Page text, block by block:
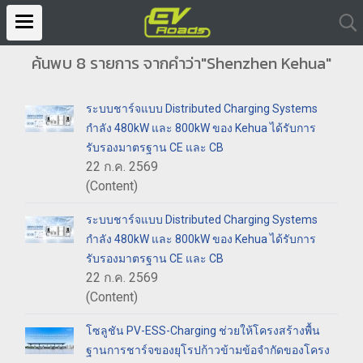
ค้นพบ 8 รายการ จากคำว่า"Shenzhen Kehua"
ระบบชาร์จแบบ Distributed Charging Systems
กำลัง 480kW และ 800kW ของ Kehua ได้รับการ
รับรองมาตรฐาน CE และ CB
22 ก.ค. 2569
(Content)
ระบบชาร์จแบบ Distributed Charging Systems
กำลัง 480kW และ 800kW ของ Kehua ได้รับการ
รับรองมาตรฐาน CE และ CB
22 ก.ค. 2569
(Content)
โซลูชัน PV-ESS-Charging ช่วยให้โครงสร้างพื้น
ฐานการชาร์จของยุโรปก้าวข้ามข้อจำกัดของโครง